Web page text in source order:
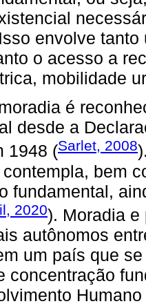
envolve
o acesso a
mobilidade
é
desde a
1948 (Sarlet, 2008
bem
fundamental,
2020). Moradia e
autônomos
um país que
concentração